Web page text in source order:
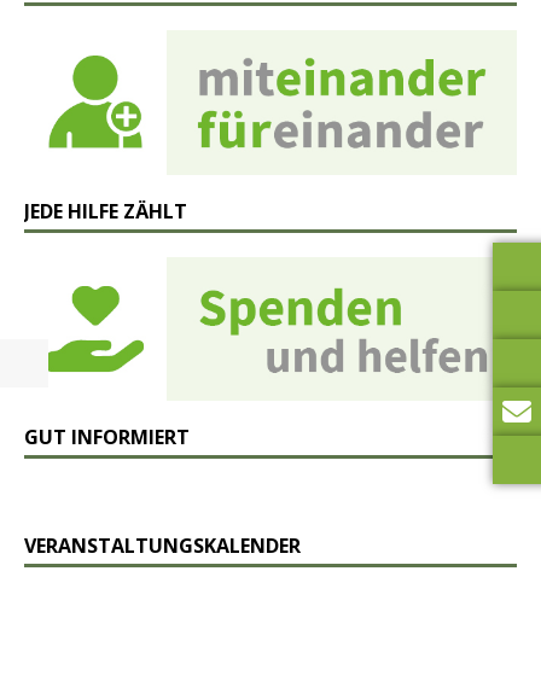
JEDE HILFE ZÄHLT
GUT INFORMIERT
VERANSTALTUNGSKALENDER